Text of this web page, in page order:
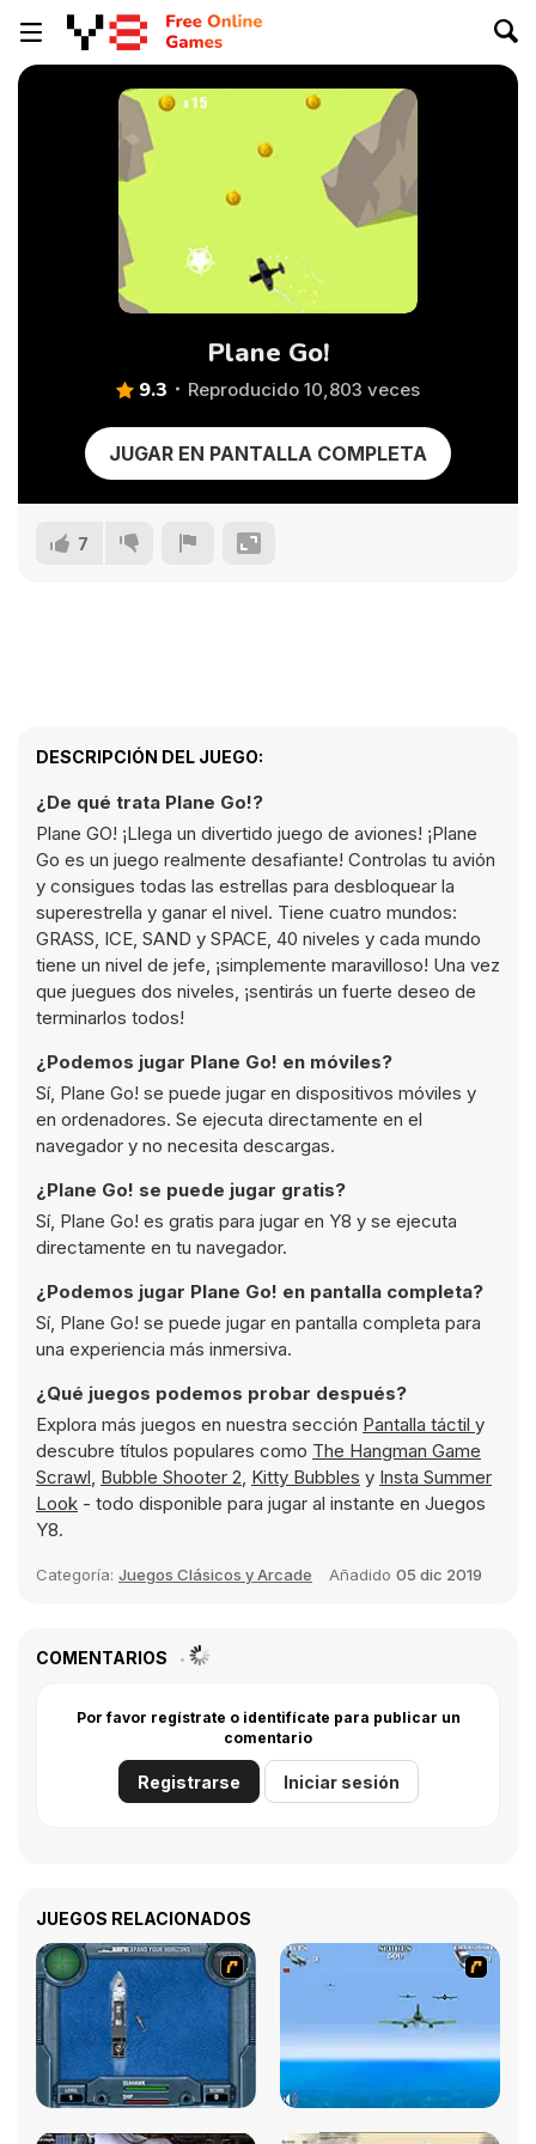
Plane Go!
9.3 Reproducido 10,803 veces
JUGAR EN PANTALLA COMPLETA
7
DESCRIPCIÓN DEL JUEGO:
¿De qué trata Plane Go!?
Plane GO! ¡Llega un divertido juego de aviones! ¡Plane
Go es un juego realmente desafiante! Controlas tu avión
y consigues todas las estrellas para desbloquear la
superestrella y ganar el nivel. Tiene cuatro mundos:
GRASS, ICE, SAND y SPACE, 40 niveles y cada mundo
tiene un nivel de jefe, ¡simplemente maravilloso! Una vez
que juegues dos niveles, ¡sentirás un fuerte deseo de
terminarlos todos!
¿Podemos jugar Plane Go! en móviles?
Sí, Plane Go! se puede jugar en dispositivos móviles y
en ordenadores. Se ejecuta directamente en el
navegador y no necesita descargas.
¿Plane Go! se puede jugar gratis?
Sí, Plane Go! es gratis para jugar en Y8 y se ejecuta
directamente en tu navegador.
¿Podemos jugar Plane Go! en pantalla completa?
Sí, Plane Go! se puede jugar en pantalla completa para
una experiencia más inmersiva.
¿Qué juegos podemos probar después?
Explora más juegos en nuestra sección Pantalla táctil y
descubre títulos populares como The Hangman Game
Scrawl, Bubble Shooter 2, Kitty Bubbles y Insta Summer
Look - todo disponible para jugar al instante en Juegos
Y8.
Categoría: Juegos Clásicos y Arcade Añadido 05 dic 2019
COMENTARIOS
Por favor regístrate o identifícate para publicar un
comentario
Registrarse Iniciar sesión
JUEGOS RELACIONADOS